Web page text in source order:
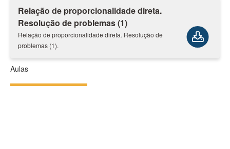
Relação de proporcionalidade direta.
Resolução de problemas (1)
Relação de proporcionalidade direta. Resolução de
problemas (1).
Aulas